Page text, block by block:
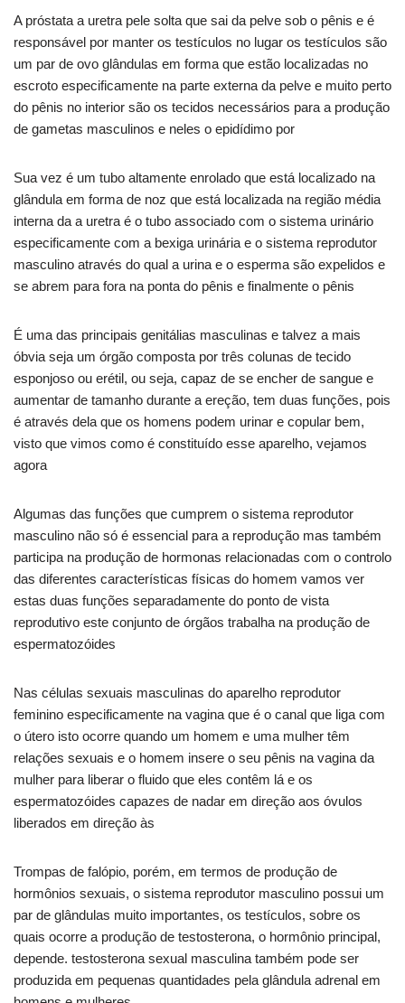
A próstata a uretra pele solta que sai da pelve sob o pênis e é
responsável por manter os testículos no lugar os testículos são
um par de ovo glândulas em forma que estão localizadas no
escroto especificamente na parte externa da pelve e muito perto
do pênis no interior são os tecidos necessários para a produção
de gametas masculinos e neles o epidídimo por
Sua vez é um tubo altamente enrolado que está localizado na
glândula em forma de noz que está localizada na região média
interna da a uretra é o tubo associado com o sistema urinário
especificamente com a bexiga urinária e o sistema reprodutor
masculino através do qual a urina e o esperma são expelidos e
se abrem para fora na ponta do pênis e finalmente o pênis
É uma das principais genitálias masculinas e talvez a mais
óbvia seja um órgão composta por três colunas de tecido
esponjoso ou erétil, ou seja, capaz de se encher de sangue e
aumentar de tamanho durante a ereção, tem duas funções, pois
é através dela que os homens podem urinar e copular bem,
visto que vimos como é constituído esse aparelho, vejamos
agora
Algumas das funções que cumprem o sistema reprodutor
masculino não só é essencial para a reprodução mas também
participa na produção de hormonas relacionadas com o controlo
das diferentes características físicas do homem vamos ver
estas duas funções separadamente do ponto de vista
reprodutivo este conjunto de órgãos trabalha na produção de
espermatozóides
Nas células sexuais masculinas do aparelho reprodutor
feminino especificamente na vagina que é o canal que liga com
o útero isto ocorre quando um homem e uma mulher têm
relações sexuais e o homem insere o seu pênis na vagina da
mulher para liberar o fluido que eles contêm lá e os
espermatozóides capazes de nadar em direção aos óvulos
liberados em direção às
Trompas de falópio, porém, em termos de produção de
hormônios sexuais, o sistema reprodutor masculino possui um
par de glândulas muito importantes, os testículos, sobre os
quais ocorre a produção de testosterona, o hormônio principal,
depende. testosterona sexual masculina também pode ser
produzida em pequenas quantidades pela glândula adrenal em